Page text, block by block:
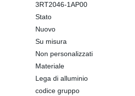
3RT2046-1AP00
Stato
Nuovo
Su misura
Non personalizzati
Materiale
Lega di alluminio
codice gruppo